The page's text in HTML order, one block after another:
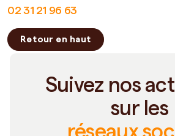
02 31 21 96 63
Retour en haut
Suivez nos
sur les
réseaux